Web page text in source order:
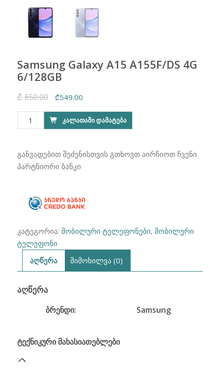
Samsung Galaxy A15 A155F/DS 4G
6/128GB
₾ 650.00
Original
price
was:
₾549.00
price
is:
რაოდენობა:
Samsung
A15
A155F/DS
ᲙᲐᲚᲐᲗᲐᲨᲘ ᲓᲐᲛᲐᲢᲔᲑᲐ
განვადებით შეძენისთვის გთხოვთ აირჩიოთ ჩვენი
პარტნიორი ბანკი
კატეგორია: მობილური ტელეფონები, მობილური
ტელეფონი
აღწერა
მიმოხილვა (0)
ᲐᲦᲬᲔᲠᲐ
ბრენდი: Samsung
ტექნიკური მახასიათებლები